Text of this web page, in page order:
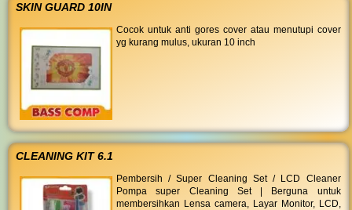
SKIN GUARD 10IN
Cocok untuk anti gores cover atau menutupi cover
yg kurang mulus, ukuran 10 inch
CLEANING KIT 6.1
Pembersih / Super Cleaning Set / LCD Cleaner
Pompa super Cleaning Set | Berguna untuk
membersihkan Lensa camera, Layar Monitor, LCD,